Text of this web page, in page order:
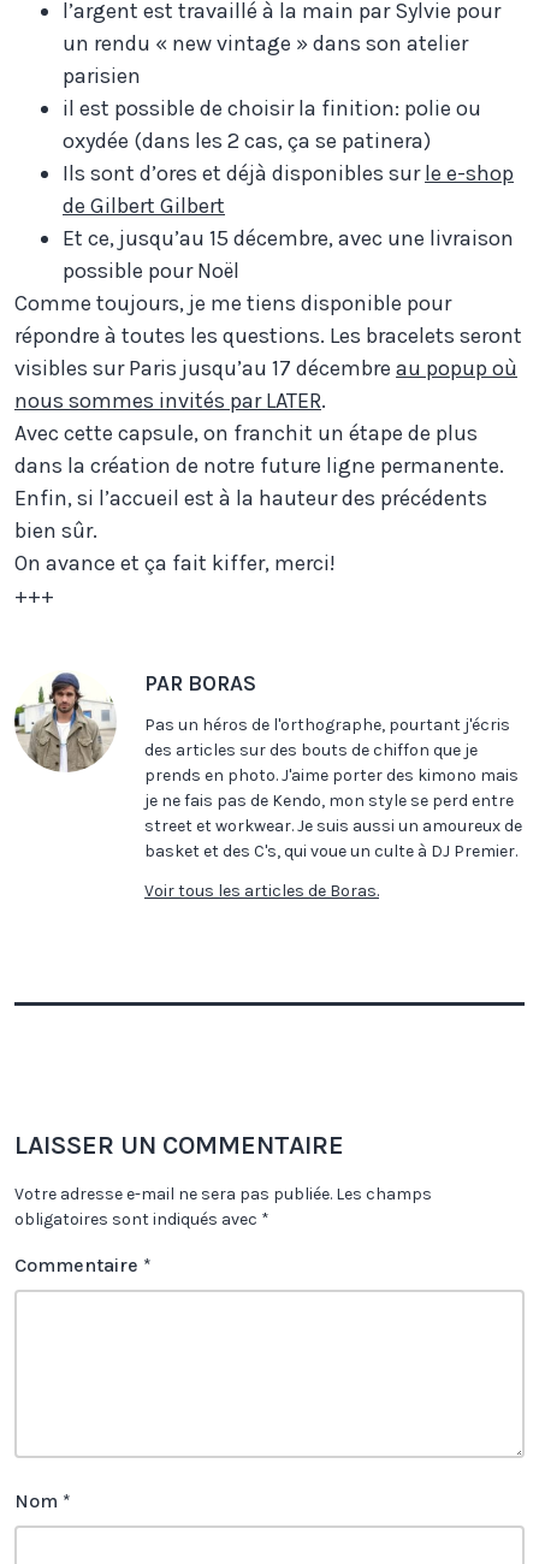
l’argent est travaillé à la main par Sylvie pour
un rendu « new vintage » dans son atelier
parisien
il est possible de choisir la finition: polie ou
oxydée (dans les 2 cas, ça se patinera)
Ils sont d’ores et déjà disponibles surle e-shop
de Gilbert Gilbert
Et ce, jusqu’au 15 décembre, avec une livraison
possible pour Noël
Comme toujours, je me tiens disponible pour
répondre à toutes les questions. Les bracelets seront
visibles sur Paris jusqu’au 17 décembre au popup où
nous sommes invités par LATER.
Avec cette capsule, on franchit un étape de plus
dans la création de notre future ligne permanente.
Enfin, si l’accueil est à la hauteur des précédents
bien sûr.
On avance et ça fait kiffer, merci!
+++
PAR BORAS
Pas un héros de l'orthographe, pourtant j'écris
des articles sur des bouts de chiffon que je
prends en photo. J'aime porter des kimono mais
je ne fais pas de Kendo, mon style se perd entre
street et workwear. Je suis aussi un amoureux de
basket et des C's, qui voue un culte à DJ Premier.
Voir tous les articles de Boras.
LAISSER UN COMMENTAIRE
Votre adresse e-mail ne sera pas publiée. Les champs
obligatoires sont indiqués avec *
Commentaire *
Nom *